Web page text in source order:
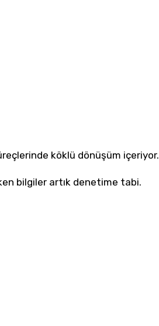
köklü dönüşüm içeriyor.
bilgiler artık denetime tabi.